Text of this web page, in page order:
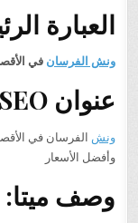
العبارة
ونش الفرسان في
عنوان SEO:
ونش
وأفضل الأسعار
وصف ميتا: